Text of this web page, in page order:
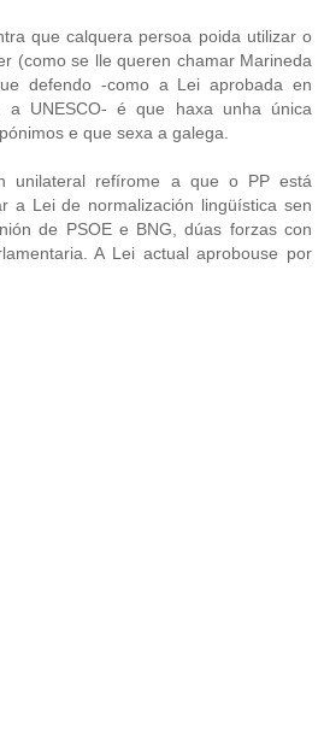
que calquera persoa poida utilizar o
(como se lle queren chamar Marineda
defendo -como a Lei aprobada en
a UNESCO- é que haxa unha única
e que sexa a galega.
unilateral refírome a que o PP está
a Lei de normalización lingüística sen
de PSOE e BNG, dúas forzas con
A Lei actual aprobouse por